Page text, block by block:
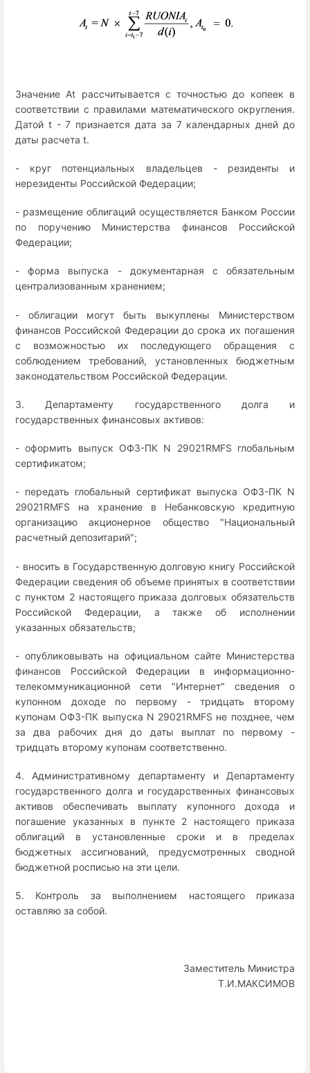
Значение At рассчитывается с точностью до копеек в
соответствии с правилами математического округления.
Датой t - 7 признается дата за 7 календарных дней до
даты расчета t.
- круг потенциальных владельцев - резиденты и
нерезиденты Российской Федерации;
- размещение облигаций осуществляется Банком России
по поручению Министерства финансов Российской
Федерации;
- форма выпуска - документарная с обязательным
централизованным хранением;
- облигации могут быть выкуплены Министерством
финансов Российской Федерации до срока их погашения
с возможностью их последующего обращения с
соблюдением требований, установленных бюджетным
законодательством Российской Федерации.
3. Департаменту государственного долга и
государственных финансовых активов:
- оформить выпуск ОФЗ-ПК N 29021RMFS глобальным
сертификатом;
- передать глобальный сертификат выпуска ОФЗ-ПК N
29021RMFS на хранение в Небанковскую кредитную
организацию акционерное общество "Национальный
расчетный депозитарий";
- вносить в Государственную долговую книгу Российской
Федерации сведения об объеме принятых в соответствии
с пунктом 2 настоящего приказа долговых обязательств
Российской Федерации, а также об исполнении
указанных обязательств;
- опубликовывать на официальном сайте Министерства
финансов Российской Федерации в информационно-
телекоммуникационной сети "Интернет" сведения о
купонном доходе по первому - тридцать второму
купонам ОФЗ-ПК выпуска N 29021RMFS не позднее, чем
за два рабочих дня до даты выплат по первому -
тридцать второму купонам соответственно.
4. Административному департаменту и Департаменту
государственного долга и государственных финансовых
активов обеспечивать выплату купонного дохода и
погашение указанных в пункте 2 настоящего приказа
облигаций в установленные сроки и в пределах
бюджетных ассигнований, предусмотренных сводной
бюджетной росписью на эти цели.
5. Контроль за выполнением настоящего приказа
оставляю за собой.
Заместитель Министра
Т.И.МАКСИМОВ